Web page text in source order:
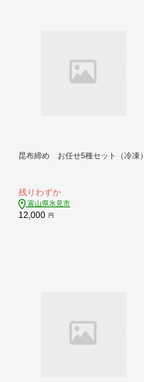
昆布締め お任せ5種セット（冷凍）
残りわずか
富山県氷見市
12,000 円